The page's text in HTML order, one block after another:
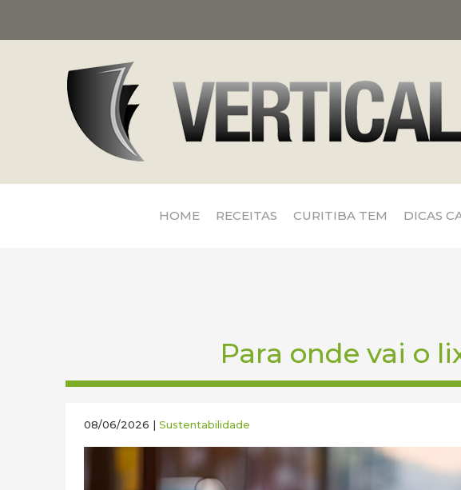
HOME RECEITAS CURITIBA TEM DICAS
Para onde vai o
08/06/2026 |Sustentabilidade